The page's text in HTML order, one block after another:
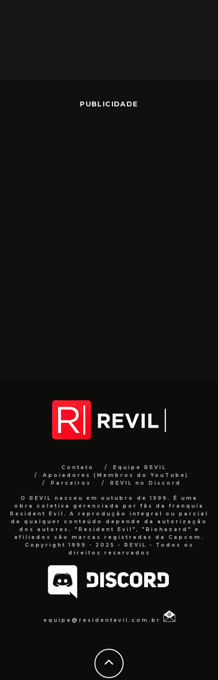
PUBLICIDADE
Contato
Equipe REVIL
Apoiadores (Membros do YouTube)
Parceiros
REVIL no Discord
O REVIL nasceu em outubro de 1999. É uma
obra coletiva gerenciada por fãs da franquia
Resident Evil. A reprodução integral ou parcial
de qualquer conteúdo depende da autorização
dos autores. "Resident Evil", "Biohazard" e
afiliados são marcas registradas da Capcom.
Copyright 1999 - 2025 - REVIL - Todos os
direitos reservados
equipe@residentevil.com.br